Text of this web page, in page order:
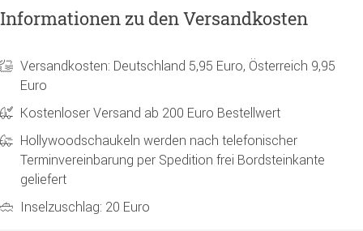
Informationen zu den Versandkosten
Versandkosten: Deutschland 5,95 Euro, Österreich 9,95
Euro
Kostenloser Versand ab 200 Euro Bestellwert
Hollywoodschaukeln werden nach telefonischer
Terminvereinbarung per Spedition frei Bordsteinkante
geliefert
Inselzuschlag: 20 Euro